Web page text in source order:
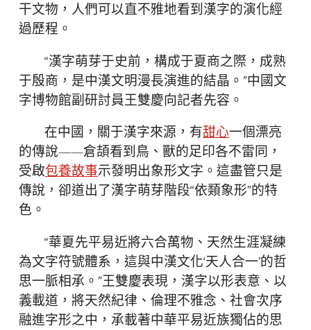
干文物，人們可以直不雅地看到漢字的演化經
過歷程。
“漢字萌芽于史前，構成于夏商之際，成熟
于殷商，是中漢文明漫長演進的結晶。”中國文
字博物館副研討員王雙慶向記者先容。
在中國，關于漢字來源，有甜心一個漂亮
的傳說——倉頡看到鳥、獸的足印各不雷同，
受啟包養故事示發明出象形文字。這盡管只是
傳說，卻道出了漢字萌芽階段“依類象形”的特
色。
“華夏先平易近將六合萬物、天然生涯凝練
為文字符號體系，這與中漢文化‘天人合一’的哲
思一脈相承。”王雙慶表現，漢字以形表意、以
義載道，將天然紀律、倫理不雅念、社會次序
融進字形之中，承載著中華平易近族獨佔的思